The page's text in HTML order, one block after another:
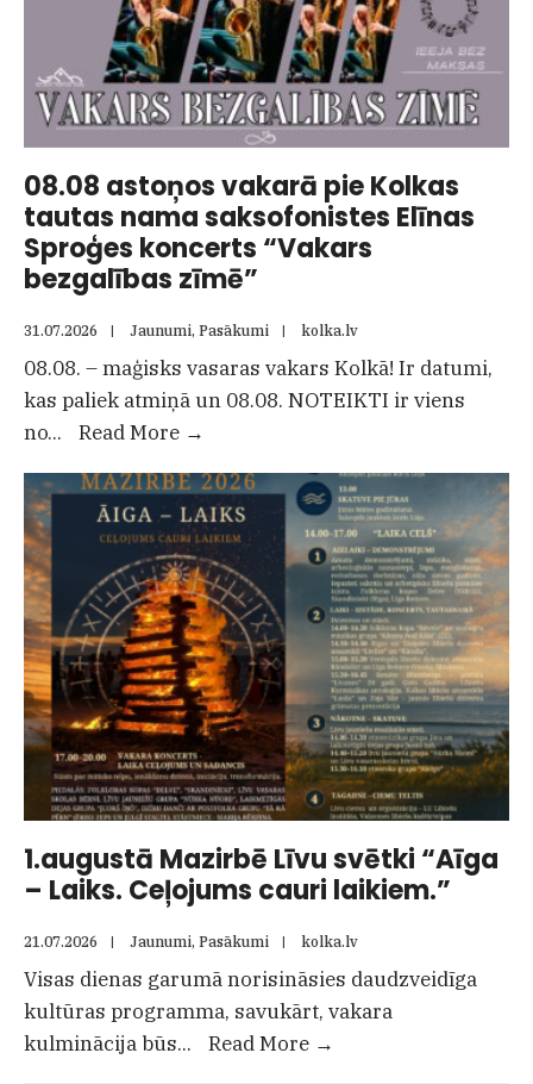
08.08 astoņos vakarā pie Kolkas
tautas nama saksofonistes Elīnas
Sproģes koncerts “Vakars
bezgalības zīmē”
31.07.2026 | Jaunumi, Pasākumi | kolka.lv
08.08. – maģisks vasaras vakars Kolkā! Ir datumi,
kas paliek atmiņā un 08.08. NOTEIKTI ir viens
no... Read More →
vakarā
pie
Kolkas
tautas
nama
saksofonistes
Elīnas
Sproģes
koncerts
“Vakars
bezgalības
zīmē”
1.augustā Mazirbē Līvu svētki “Aīga
– Laiks. Ceļojums cauri laikiem.”
21.07.2026 | Jaunumi, Pasākumi | kolka.lv
Visas dienas garumā norisināsies daudzveidīga
kultūras programma, savukārt, vakara
kulminācija būs... Read More →